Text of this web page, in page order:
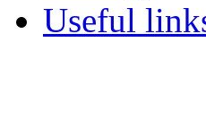
Useful